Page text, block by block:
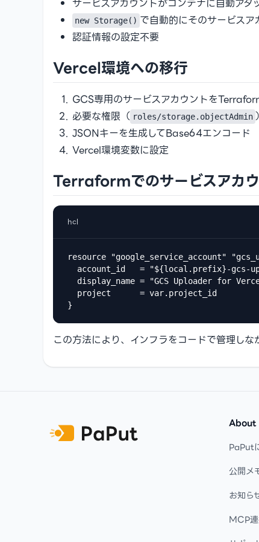
サービスアカウントがコンテナに自動アタ
new Storage() で自動的にそのサービスア
認証情報の設定不要
Vercel環境への移行
GCS専用のサービスアカウントを
必要な権限（ roles/storage.objectAdmin
JSONキーを生成してBase64エンコード
Vercel環境変数に設定
Terraformでのサービスアカ
hcl
resource "google_service_account"
account_id   = "${local.prefix}-gcs-
display_name = "GCS Uploader for
  project      = var.project_id
}
この方法により、インフラをコードで管理し
About
PaPut
公開メ
お知ら
MCP